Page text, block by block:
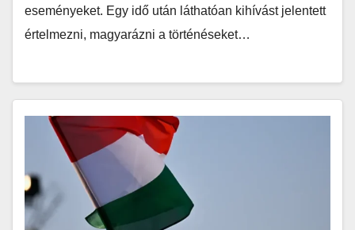
eseményeket. Egy idő után láthatóan kihívást jelentett
értelmezni, magyarázni a történéseket…